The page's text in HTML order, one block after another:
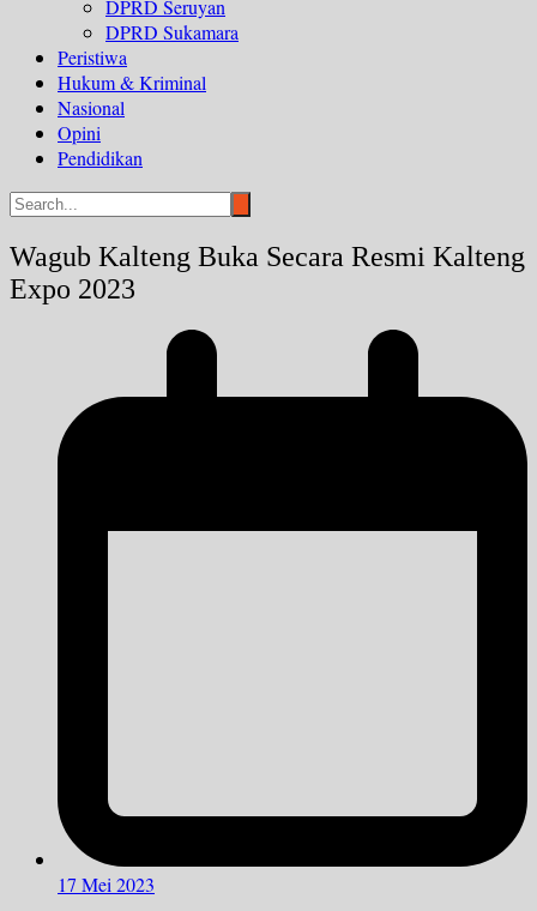
DPRD Seruyan
DPRD Sukamara
Peristiwa
Hukum & Kriminal
Nasional
Opini
Pendidikan
Wagub Kalteng Buka Secara Resmi Kalteng
Expo 2023
17 Mei 2023